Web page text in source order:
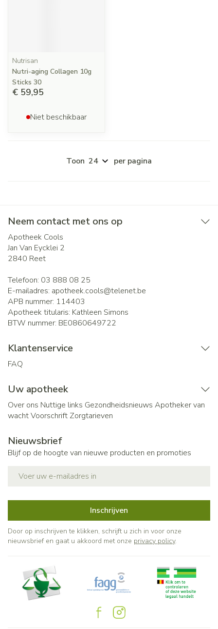
Nutrisan
Nutri-aging Collagen 10g
Sticks 30
€ 59,95
Niet beschikbaar
Toon per pagina
Neem contact met ons op
Apotheek Cools
Jan Van Eycklei 2
2840 Reet
Telefoon: 03 888 08 25
E-mailadres: apotheek.cools@telenet.be
APB nummer: 114403
Apotheek titularis: Kathleen Simons
BTW nummer: BE0860649722
Klantenservice
FAQ
Uw apotheek
Over ons Nuttige links Gezondheidsnieuws Apotheker van
wachtVoorschrift Zorgtarieven
Nieuwsbrief
Blijf op de hoogte van nieuwe producten en promoties
Inschrijven
Door op inschrijven te klikken, schrijft u zich in voor onze
nieuwsbrief en gaat u akkoord met onze privacy policy.